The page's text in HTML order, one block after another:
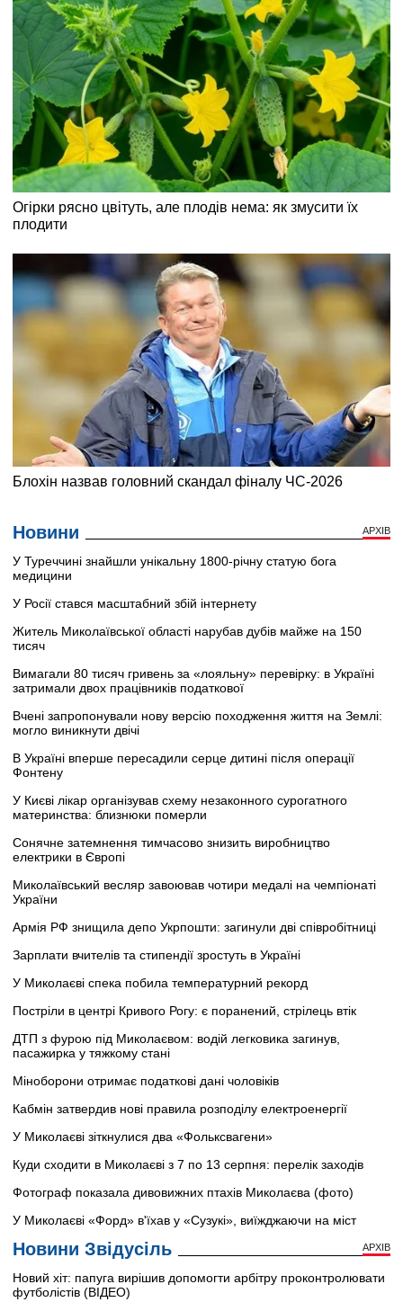
Новини АРХІВ
У Туреччині знайшли унікальну 1800-річну статую бога
медицини
У Росії стався масштабний збій інтернету
Житель Миколаївської області нарубав дубів майже на 150
тисяч
Вимагали 80 тисяч гривень за «лояльну» перевірку: в Україні
затримали двох працівників податкової
Вчені запропонували нову версію походження життя на Землі:
могло виникнути двічі
В Україні вперше пересадили серце дитині після операції
Фонтену
У Києві лікар організував схему незаконного сурогатного
материнства: близнюки померли
Сонячне затемнення тимчасово знизить виробництво
електрики в Європі
Миколаївський весляр завоював чотири медалі на чемпіонаті
України
Армія РФ знищила депо Укрпошти: загинули дві співробітниці
Зарплати вчителів та стипендії зростуть в Україні
У Миколаєві спека побила температурний рекорд
Постріли в центрі Кривого Рогу: є поранений, стрілець втік
ДТП з фурою під Миколаєвом: водій легковика загинув,
пасажирка у тяжкому стані
Міноборони отримає податкові дані чоловіків
Кабмін затвердив нові правила розподілу електроенергії
У Миколаєві зіткнулися два «Фольксвагени»
Куди сходити в Миколаєві з 7 по 13 серпня: перелік заходів
Фотограф показала дивовижних птахів Миколаєва (фото)
У Миколаєві «Форд» в'їхав у «Сузукі», виїжджаючи на міст
Новини Звідусіль АРХІВ
Новий хіт: папуга вирішив допомогти арбітру проконтролювати
футболістів (ВІДЕО)